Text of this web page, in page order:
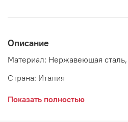
Описание
Материал: Нержавеющая сталь,
Страна: Италия
Показать полностью